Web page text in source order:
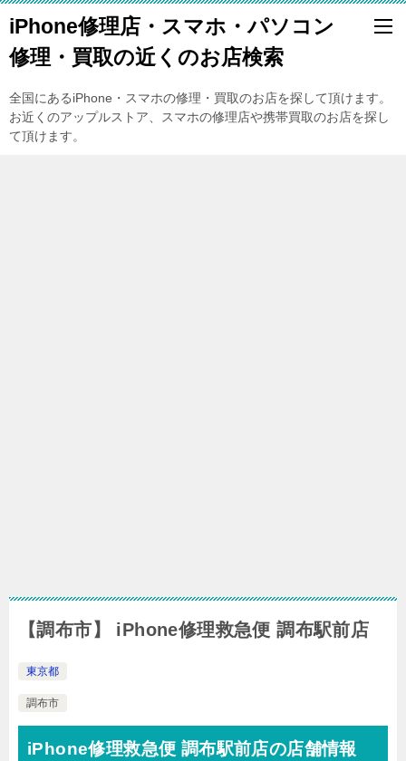
iPhone修理店・スマホ・パソコン
修理・買取の近くのお店検索
全国にあるiPhone・スマホの修理・買取のお店を探して頂けます。
お近くのアップルストア、スマホの修理店や携帯買取のお店を探し
て頂けます。
【調布市】 iPhone修理救急便 調布駅前店
東京都
調布市
iPhone修理救急便 調布駅前店の店舗情報